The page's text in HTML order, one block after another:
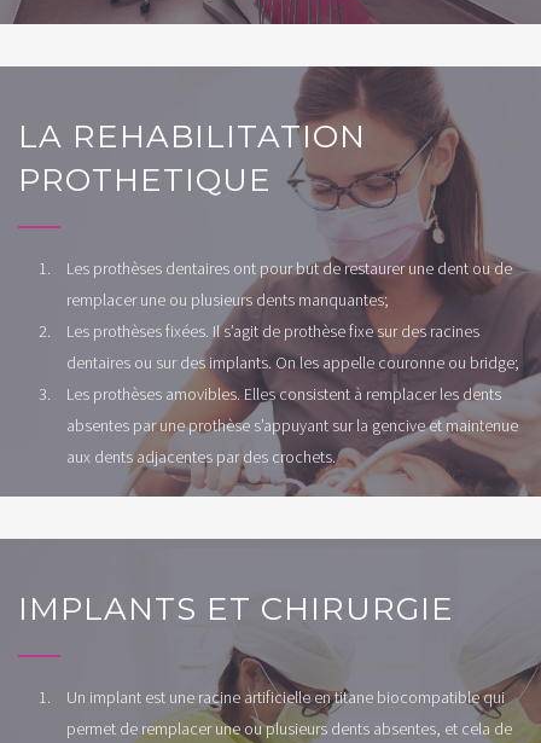
LA REHABILITATION
PROTHETIQUE
Les prothèses dentaires ont pour but de restaurer une dent ou de
remplacer une ou plusieurs dents manquantes;
Les prothèses fixées. Il s’agit de prothèse fixe sur des racines
dentaires ou sur des implants. On les appelle couronne ou bridge;
Les prothèses amovibles. Elles consistent à remplacer les dents
absentes par une prothèse s’appuyant sur la gencive et maintenue
aux dents adjacentes par des crochets.
IMPLANTS ET CHIRURGIE
Un implant est une racine artificielle en titane biocompatible qui
permet de remplacer une ou plusieurs dents absentes, et cela de